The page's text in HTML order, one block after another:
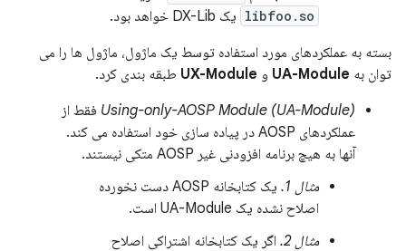
libfoo.so یک DX-Lib خواهد بود.
بسته به عملکردهای مورد استفاده توسط یک ماژول، ماژول ها را می
توان به UA-Module و UX-Module طبقه بندی کرد.
Using-only-AOSP Module (UA-Module) فقط از
عملکردهای AOSP در پیاده سازی خود استفاده می کند.
آنها به هیچ برنامه افزودنی غیر AOSP متکی نیستند.
مثال 1.
یک کتابخانه AOSP دست نخورده
اصلاح نشده یک UA-Module است.
مثال 2.
اگر یک کتابخانه اشتراکی اصلاح